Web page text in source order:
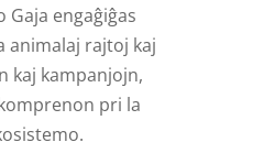
Gaja engaĝiĝas
animalaj rajtoj kaj
kaj kampanjojn,
pri la